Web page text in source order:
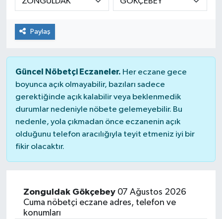
Paylaş
Güncel Nöbetçi Eczaneler. Her eczane gece
boyunca açık olmayabilir, bazıları sadece
gerektiğinde açık kalabilir veya beklenmedik
durumlar nedeniyle nöbete gelemeyebilir. Bu
nedenle, yola çıkmadan önce eczanenin açık
olduğunu telefon aracılığıyla teyit etmeniz iyi bir
fikir olacaktır.
Zonguldak Gökçebey07 Ağustos 2026
Cuma nöbetçi eczane adres, telefon ve
konumları
Magazin
Özel Haber
Resmi İlan
Sağlık
Spor